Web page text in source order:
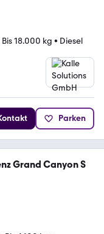
Bis 18.000 kg • Diesel
Parken
Grand Canyon S